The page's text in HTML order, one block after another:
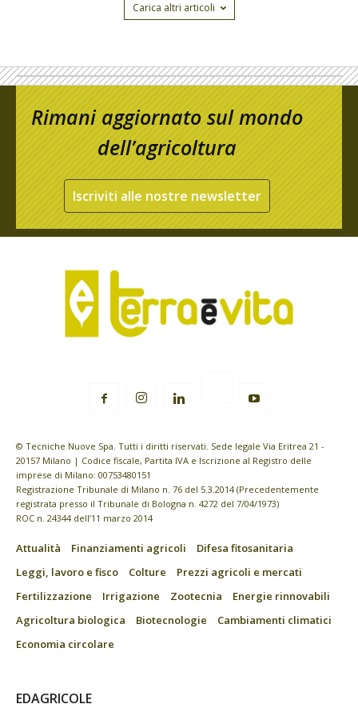
Carica altri articoli
Rimani aggiornato sul mondo
dell’agricoltura
Iscriviti alle nostre newsletter
© Tecniche Nuove Spa. Tutti i diritti riservati. Sede legale Via Eritrea 21 -
20157 Milano | Codice fiscale, Partita IVA e Iscrizione al Registro delle
imprese di Milano: 00753480151
Registrazione Tribunale di Milano n. 76 del 5.3.2014 (Precedentemente
registrata presso il Tribunale di Bologna n. 4272 del 7/04/1973)
ROC n. 24344 dell’11 marzo 2014
Attualità Finanziamenti agricoli
Difesa fitosanitaria
Leggi, lavoro e fisco
Colture
Prezzi agricoli e mercati
Fertilizzazione
Irrigazione Zootecnia
Energie rinnovabili
Agricoltura biologica
Biotecnologie
Cambiamenti climatici
Economia circolare
EDAGRICOLE